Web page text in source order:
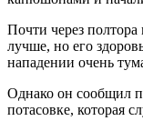
Почти через
лучше, но его
нападении очень
Однако он сообщил
потасовке, которая